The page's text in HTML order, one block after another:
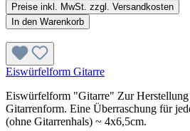
Preise inkl. MwSt. zzgl. Versandkosten
In den Warenkorb
Eiswürfelform Gitarre
Eiswürfelform "Gitarre" Zur
Gitarrenform. Eine Überraschung für
(ohne Gitarrenhals) ~ 4x6,5cm.